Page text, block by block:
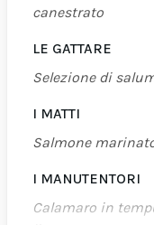
canestrato
LE GATTARE
Selezione di
I MATTI
Salmone
I MANUTENTORI
Calamaro in